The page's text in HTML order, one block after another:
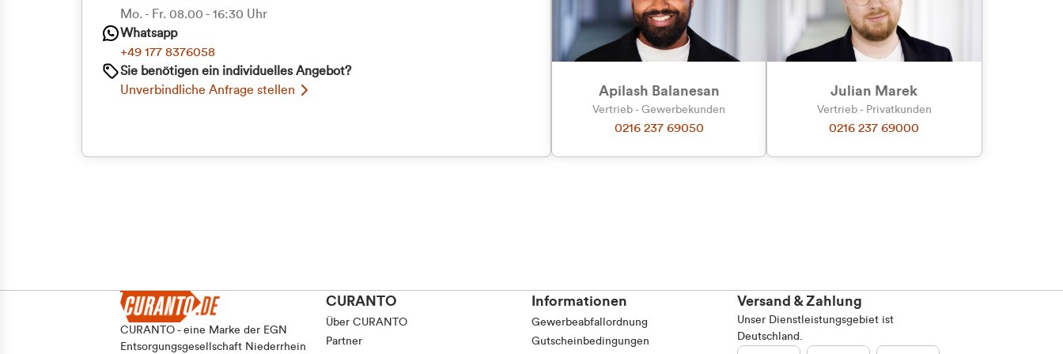
Einwilligungsauswahl
Statistiken Marketing
Mo. - Fr. 08.00 - 16:30 Uhr
Whatsapp
+49 177 8376058
Sie benötigen ein individuelles Angebot?
Unverbindliche Anfrage stellen
Apilash Balanesan
Vertrieb - Gewerbekunden
0216 237 69050
Julian Marek
Vertrieb - Privatkunden
0216 237 69000
CURANTO - eine Marke der EGN
Entsorgungsgesellschaft Niederrhein
CURANTO
Über CURANTO
Partner
Informationen
Gewerbeabfallordnung
Gutscheinbedingungen
Versand & Zahlung
Unser Dienstleistungsgebiet ist
Deutschland.